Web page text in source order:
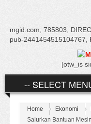
mgid.com, 785803,
pub-2441454515104767,
[otw_is
Home Ekonomi
Salurkan Bantuan